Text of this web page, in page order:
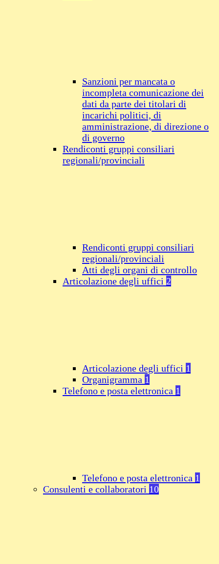
Sanzioni per mancata o
incompleta comunicazione dei
dati da parte dei titolari di
incarichi politici, di
amministrazione, di direzione o
di governo
Rendiconti gruppi consiliari
regionali/provinciali
Rendiconti gruppi consiliari
regionali/provinciali
Atti degli organi di controllo
Articolazione degli uffici 2
Articolazione degli uffici 1
Organigramma 1
Telefono e posta elettronica 1
Telefono e posta elettronica 1
Consulenti e collaboratori 10